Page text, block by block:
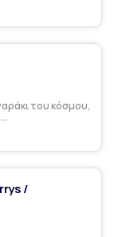
του κόσμου,
/